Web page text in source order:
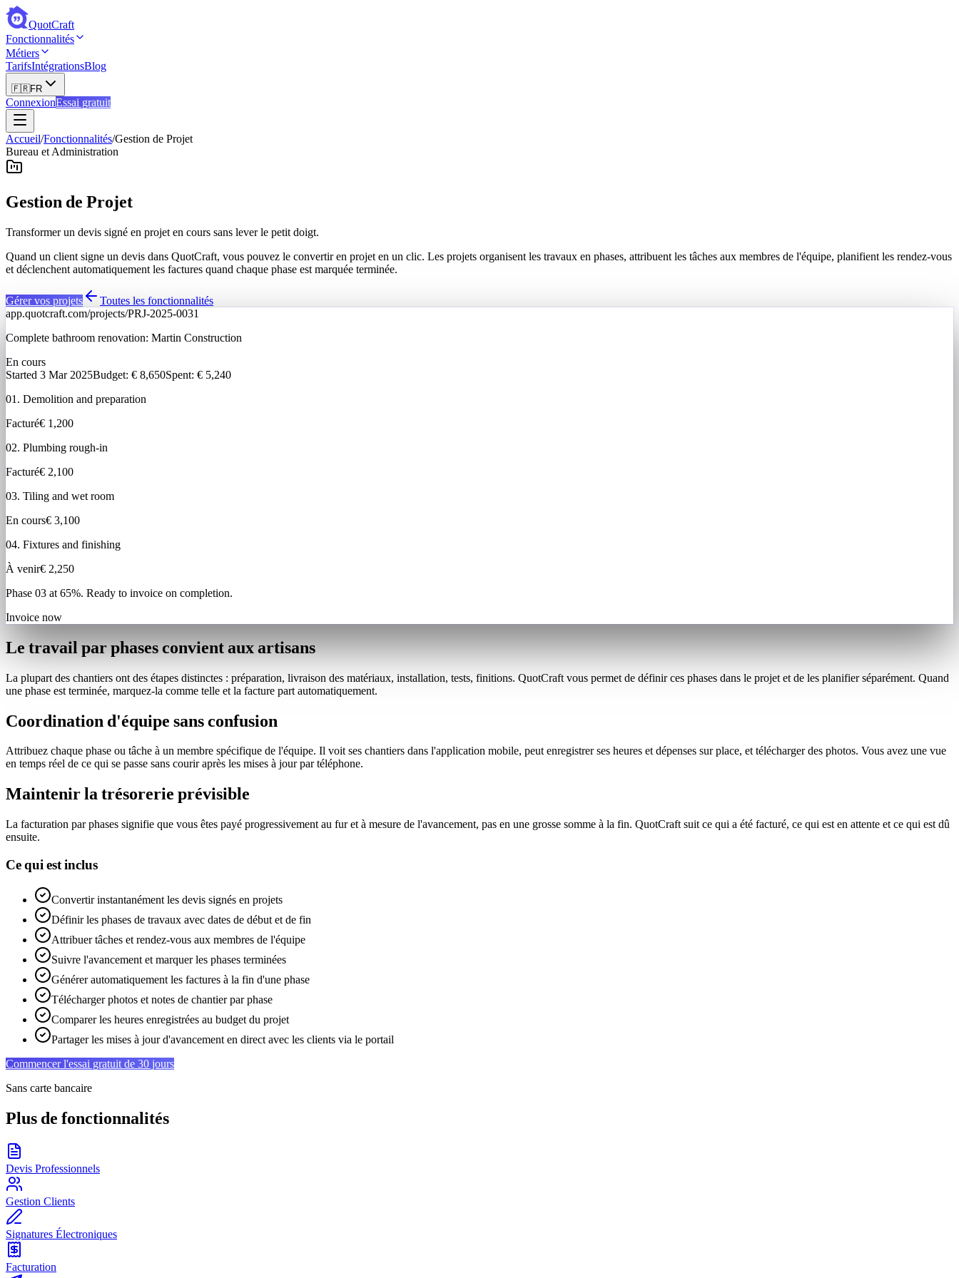
QuotCraft
Fonctionnalités
Métiers
TarifsIntégrationsBlog
🇫🇷FR
ConnexionEssai gratuit
Accueil/Fonctionnalités/Gestion de Projet
Bureau et Administration
Gestion de Projet
Transformer un devis signé en projet en cours sans lever le petit doigt.
Quand un client signe un devis dans QuotCraft, vous pouvez le convertir en projet en un clic. Les projets organisent les travaux en phases, attribuent les tâches aux membres de l'équipe, planifient les rendez-vous
et déclenchent automatiquement les factures quand chaque phase est marquée terminée.
Gérer vos projets
Toutes les fonctionnalités
app.quotcraft.com/projects/PRJ-2025-0031
Complete bathroom renovation: Martin Construction
En cours
Started 3 Mar 2025Budget: € 8,650Spent: € 5,240
01. Demolition and preparation
Facturé€ 1,200
02. Plumbing rough-in
Facturé€ 2,100
03. Tiling and wet room
En cours€ 3,100
04. Fixtures and finishing
À venir€ 2,250
Phase 03 at 65%. Ready to invoice on completion.
Invoice now
Le travail par phases convient aux artisans
La plupart des chantiers ont des étapes distinctes : préparation, livraison des matériaux, installation, tests, finitions. QuotCraft vous permet de définir ces phases dans le projet et de les planifier séparément. Quand
une phase est terminée, marquez-la comme telle et la facture part automatiquement.
Coordination d'équipe sans confusion
Attribuez chaque phase ou tâche à un membre spécifique de l'équipe. Il voit ses chantiers dans l'application mobile, peut enregistrer ses heures et dépenses sur place, et télécharger des photos. Vous avez une vue
en temps réel de ce qui se passe sans courir après les mises à jour par téléphone.
Maintenir la trésorerie prévisible
La facturation par phases signifie que vous êtes payé progressivement au fur et à mesure de l'avancement, pas en une grosse somme à la fin. QuotCraft suit ce qui a été facturé, ce qui est en attente et ce qui est dû
ensuite.
Ce qui est inclus
Convertir instantanément les devis signés en projets
Définir les phases de travaux avec dates de début et de fin
Attribuer tâches et rendez-vous aux membres de l'équipe
Suivre l'avancement et marquer les phases terminées
Générer automatiquement les factures à la fin d'une phase
Télécharger photos et notes de chantier par phase
Comparer les heures enregistrées au budget du projet
Partager les mises à jour d'avancement en direct avec les clients via le portail
Commencer l'essai gratuit de 30 jours
Sans carte bancaire
Plus de fonctionnalités
Devis Professionnels
Gestion Clients
Signatures Électroniques
Facturation